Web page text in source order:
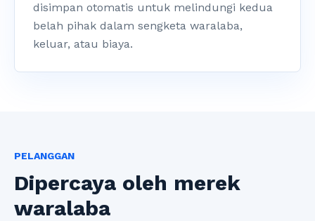
disimpan otomatis untuk melindungi kedua
belah pihak dalam sengketa waralaba,
keluar, atau biaya.
PELANGGAN
Dipercaya oleh merek
waralaba